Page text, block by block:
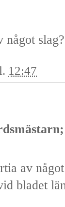
något slag?
12:47
av
bladet